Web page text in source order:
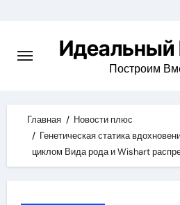
content
Идеальный
Построим
Главная
Новости плюс
Генетическая статика
циклом Вида рода и Wishart